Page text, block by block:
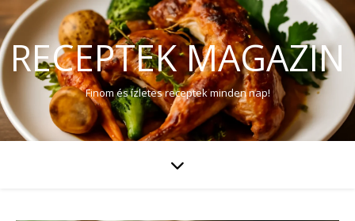
RECEPTEK MAGAZIN
Finom és ízletes receptek minden nap!